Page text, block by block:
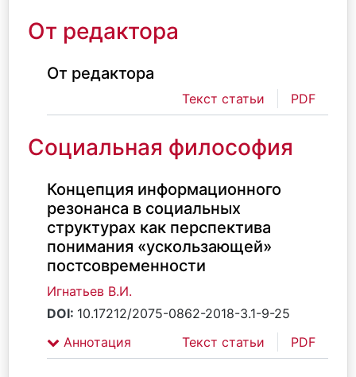
От редактора
От редактора
Текст статьи PDF
Социальная философия
Концепция информационного
резонанса в социальных
структурах как перспектива
понимания «ускользающей»
постсовременности
Игнатьев В.И.
DOI: 10.17212/2075-0862-2018-3.1-9-25
Аннотация
Текст статьи PDF